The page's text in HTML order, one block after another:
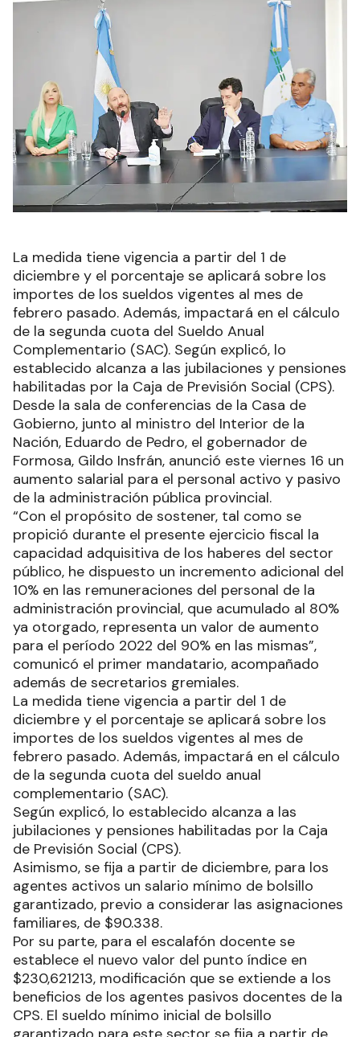
La medida tiene vigencia a partir del 1 de
diciembre y el porcentaje se aplicará sobre los
importes de los sueldos vigentes al mes de
febrero pasado. Además, impactará en el cálculo
de la segunda cuota del Sueldo Anual
Complementario (SAC). Según explicó, lo
establecido alcanza a las jubilaciones y pensiones
habilitadas por la Caja de Previsión Social (CPS).
Desde la sala de conferencias de la Casa de
Gobierno, junto al ministro del Interior de la
Nación, Eduardo de Pedro, el gobernador de
Formosa, Gildo Insfrán, anunció este viernes 16 un
aumento salarial para el personal activo y pasivo
de la administración pública provincial.
“Con el propósito de sostener, tal como se
propició durante el presente ejercicio fiscal la
capacidad adquisitiva de los haberes del sector
público, he dispuesto un incremento adicional del
10% en las remuneraciones del personal de la
administración provincial, que acumulado al 80%
ya otorgado, representa un valor de aumento
para el período 2022 del 90% en las mismas”,
comunicó el primer mandatario, acompañado
además de secretarios gremiales.
La medida tiene vigencia a partir del 1 de
diciembre y el porcentaje se aplicará sobre los
importes de los sueldos vigentes al mes de
febrero pasado. Además, impactará en el cálculo
de la segunda cuota del sueldo anual
complementario (SAC).
Según explicó, lo establecido alcanza a las
jubilaciones y pensiones habilitadas por la Caja
de Previsión Social (CPS).
Asimismo, se fija a partir de diciembre, para los
agentes activos un salario mínimo de bolsillo
garantizado, previo a considerar las asignaciones
familiares, de $90.338.
Por su parte, para el escalafón docente se
establece el nuevo valor del punto índice en
$230,621213, modificación que se extiende a los
beneficios de los agentes pasivos docentes de la
CPS. El sueldo mínimo inicial de bolsillo